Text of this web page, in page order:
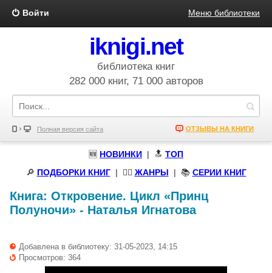
Войти Меню библиотеки
iknigi.net
библиотека книг
282 000 книг, 71 000 авторов
Полная версия сайта ОТЗЫВЫ НА КНИГИ
🆕 НОВИНКИ | 🔝 ТОП
🔎 ПОДБОРКИ КНИГ| 🧝‍♀️ ЖАНРЫ | 📚 СЕРИИ КНИГ
Книга: Откровение. Цикл «Принц
Полуночи» - Наталья Игнатова
Добавлена в библиотеку: 31-05-2023, 14:15
Просмотров: 364